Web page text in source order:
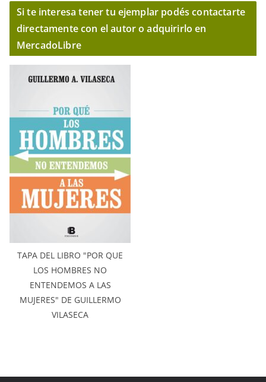
Si te interesa tener tu ejemplar podés contactarte
directamente con el autor o adquirirlo en
MercadoLibre
TAPA DEL LIBRO "POR QUE
LOS HOMBRES NO
ENTENDEMOS A LAS
MUJERES" DE GUILLERMO
VILASECA